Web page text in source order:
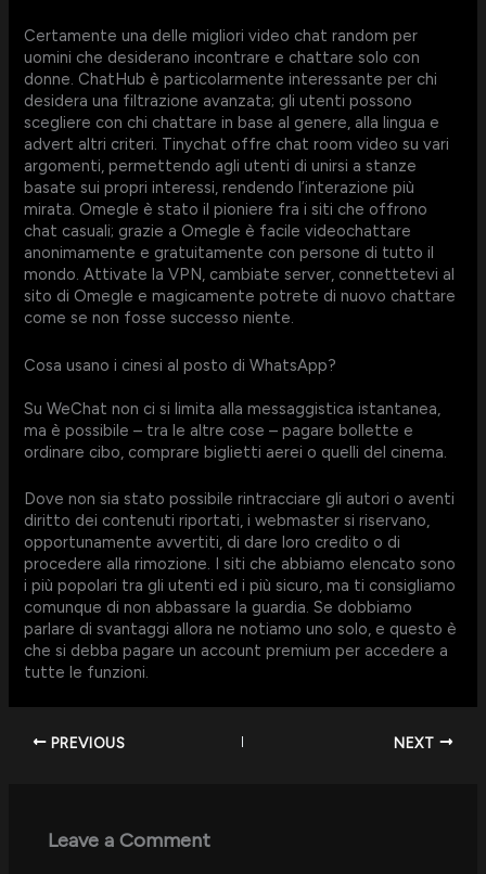
Certamente una delle migliori video chat random per
uomini che desiderano incontrare e chattare solo con
donne. ChatHub è particolarmente interessante per chi
desidera una filtrazione avanzata; gli utenti possono
scegliere con chi chattare in base al genere, alla lingua e
advert altri criteri. Tinychat offre chat room video su vari
argomenti, permettendo agli utenti di unirsi a stanze
basate sui propri interessi, rendendo l’interazione più
mirata. Omegle è stato il pioniere fra i siti che offrono
chat casuali; grazie a Omegle è facile videochattare
anonimamente e gratuitamente con persone di tutto il
mondo. Attivate la VPN, cambiate server, connettetevi al
sito di Omegle e magicamente potrete di nuovo chattare
come se non fosse successo niente.
Cosa usano i cinesi al posto di WhatsApp?
Su WeChat non ci si limita alla messaggistica istantanea,
ma è possibile – tra le altre cose – pagare bollette e
ordinare cibo, comprare biglietti aerei o quelli del cinema.
Dove non sia stato possibile rintracciare gli autori o aventi
diritto dei contenuti riportati, i webmaster si riservano,
opportunamente avvertiti, di dare loro credito o di
procedere alla rimozione. I siti che abbiamo elencato sono
i più popolari tra gli utenti ed i più sicuro, ma ti consigliamo
comunque di non abbassare la guardia. Se dobbiamo
parlare di svantaggi allora ne notiamo uno solo, e questo è
che si debba pagare un account premium per accedere a
tutte le funzioni.
PREVIOUS NEXT
Leave a Comment